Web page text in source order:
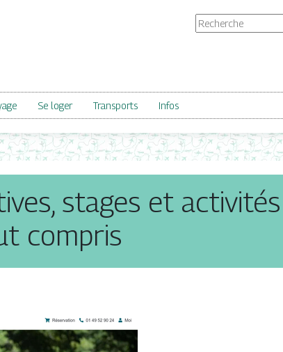
Se loger Transports Infos
stages et activités
compris